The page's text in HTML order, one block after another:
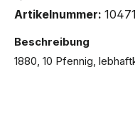
Artikelnummer: 10471
Beschreibung
1880, 10 Pfennig,